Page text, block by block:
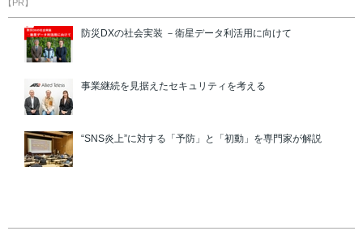
【PR】
防災DXの社会実装 －衛星データ利活用に向けて
事業継続を見据えたセキュリティを考える
“SNS炎上”に対する「予防」と「初動」を専門家が解説